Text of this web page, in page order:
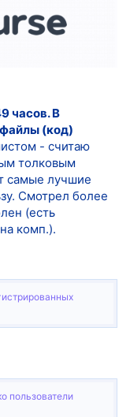
часов. В
(код)
- считаю
толковым
самые лучшие
Смотрел более
(есть
комп.).
пользователи